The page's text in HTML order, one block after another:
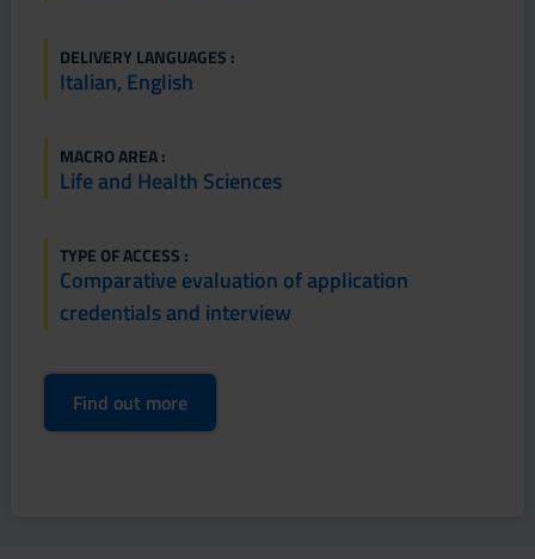
DELIVERY LANGUAGES :
Italian, English
MACRO AREA :
Life and Health Sciences
TYPE OF ACCESS :
Comparative evaluation of application
credentials and interview
Find out more